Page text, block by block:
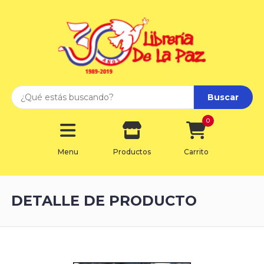
Buscar
Menu Productos Carrito
0
DETALLE DE PRODUCTO